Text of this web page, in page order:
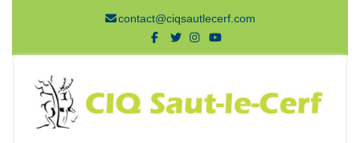
contact@ciqsautlecerf.com
Facebook
TwitterInstagram
Youtube